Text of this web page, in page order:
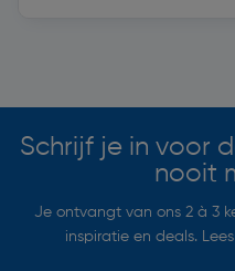
Schrijf je in voor
nooit
Je ontvangt van ons 2 à 3
inspiratie en deals.